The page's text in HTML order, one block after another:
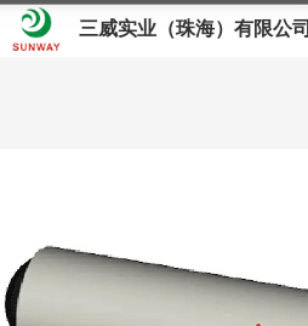
三威实业（珠海）有限公司